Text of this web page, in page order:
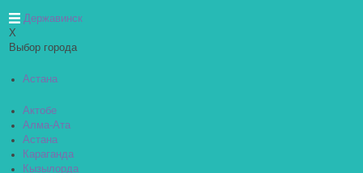
Державинск
X
Выбор города
Астана
Актобе
Алма-Ата
Астана
Караганда
Кызылорда